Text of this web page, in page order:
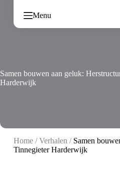
inhoud
Menu
Samen bouwen aan geluk:
Harderwijk
Home/Verhalen / Samen
Tinnegieter Harderwijk